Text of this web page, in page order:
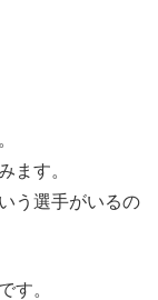
ます。
う選手がいるの
す。